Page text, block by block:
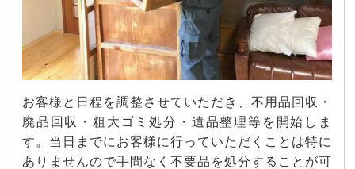
お客様と日程を調整させていただき、不用品回収・
廃品回収・粗大ゴミ処分・遺品整理等を開始しま
す。当日までにお客様に行っていただくことは特に
ありませんので手間なく不要品を処分することが可